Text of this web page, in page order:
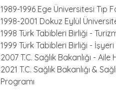
1989-1996 Ege Üniversitesi Tıp
1998-2001 Dokuz Eylül
1998 Türk Tabibleri Birliği -
1999 Türk Tabibleri Birliği -
2007 T.C. Sağlık Bakanlığı -
2021 T.C. Sağlık Bakanlığı &
Programı